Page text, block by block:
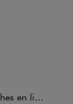
lin fille